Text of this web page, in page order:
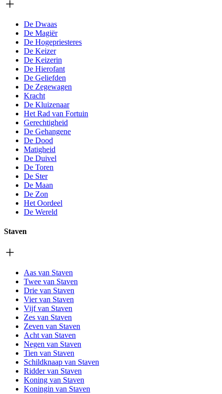
De Dwaas
De Magiër
De Hogepriesteres
De Keizer
De Keizerin
De Hierofant
De Geliefden
De Zegewagen
Kracht
De Kluizenaar
Het Rad van Fortuin
Gerechtigheid
De Gehangene
De Dood
Matigheid
De Duivel
De Toren
De Ster
De Maan
De Zon
Het Oordeel
De Wereld
Staven
Aas van Staven
Twee van Staven
Drie van Staven
Vier van Staven
Vijf van Staven
Zes van Staven
Zeven van Staven
Acht van Staven
Negen van Staven
Tien van Staven
Schildknaap van Staven
Ridder van Staven
Koning van Staven
Koningin van Staven